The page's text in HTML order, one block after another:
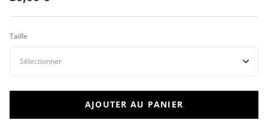
Taille
AJOUTER AU PANIER